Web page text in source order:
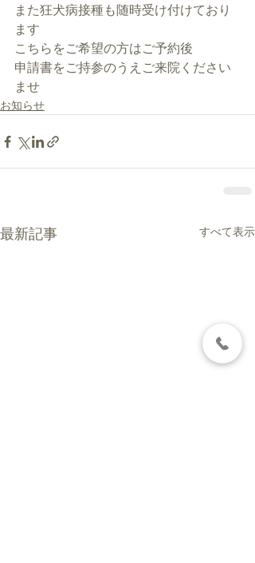
また狂犬病接種も随時受け付けており
ます
こちらをご希望の方はご予約後
申請書をご持参のうえご来院ください
ませ
お知らせ
最新記事 すべて表示